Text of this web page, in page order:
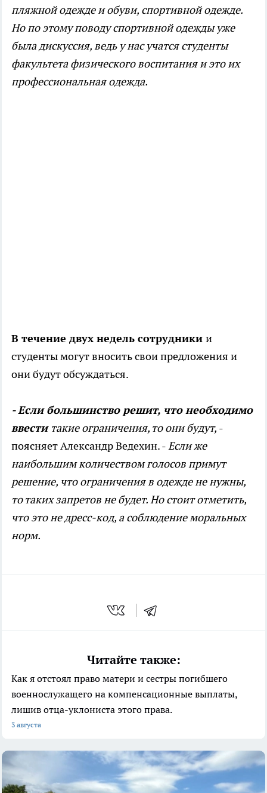
пляжной одежде и обуви, спортивной одежде.
Но по этому поводу спортивной одежды уже
была дискуссия, ведь у нас учатся студенты
факультета физического воспитания и это их
профессиональная одежда.
В течение двух недель сотрудники и
студенты могут вносить свои предложения и
они будут обсуждаться.
- Если большинство решит, что необходимо
ввести такие ограничения, то они будут, -
поясняет Александр Ведехин. -Если же
наибольшим количеством голосов примут
решение, что ограничения в одежде не нужны,
то таких запретов не будет. Но стоит отметить,
что это не дресс-код, а соблюдение моральных
норм.
Читайте также:
Как я отстоял право матери и сестры погибшего
военнослужащего на компенсационные выплаты,
лишив отца-уклониста этого права.
3 августа